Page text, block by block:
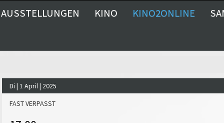
AUSSTELLUNGEN KINO KINO2ONLINE
Di | 1 April | 2025
FAST VERPASST